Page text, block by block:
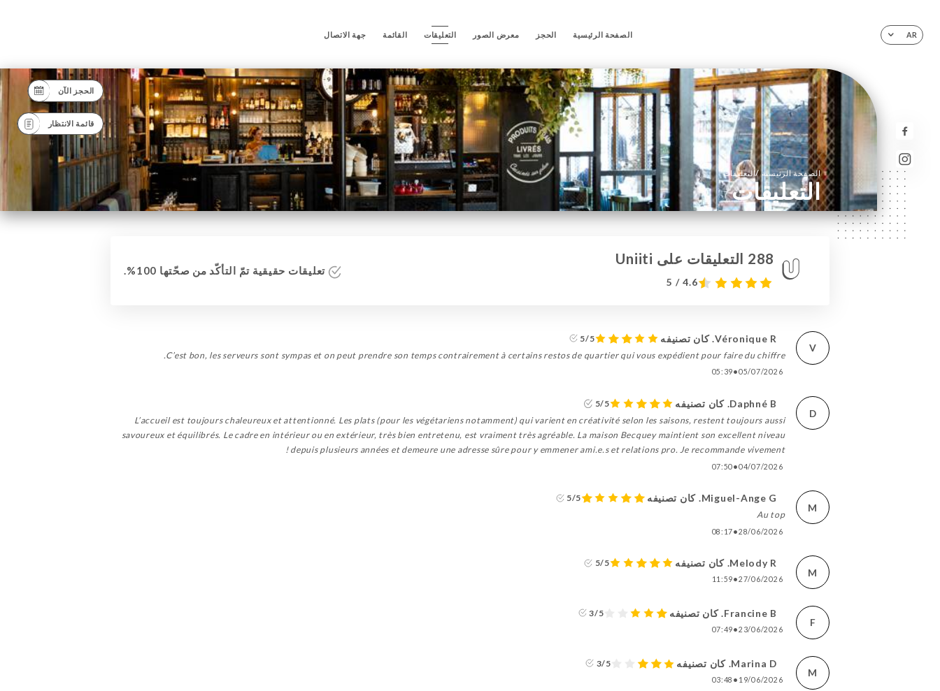
AR الصفحة الرئيسية الحجز معرض الصور التعليقات القائمة جهة الاتصال
الحجز الآن
قائمة الانتظار
الصفحة الرئيسية/التعليقات
التعليقات
288 التعليقات على Uniiti
4.6 / 5
تعليقات حقيقية تمّ التأكّد من صحّتها 100%.
V
Véronique R. كان تصنيفه
5/5
C’est bon, les serveurs sont sympas et on peut prendre son temps contrairement à certains restos de quartier qui vous expédient pour faire du chiffre.
05/07/2026
•
05:39
D
Daphné B. كان تصنيفه
5/5
L’accueil est toujours chaleureux et attentionné. Les plats (pour les végétariens notamment) qui varient en créativité selon les saisons, restent toujours aussi
savoureux et équilibrés. Le cadre en intérieur ou en extérieur, très bien entretenu, est vraiment très agréable. La maison Becquey maintient son excellent niveau
depuis plusieurs années et demeure une adresse sûre pour y emmener ami.e.s et relations pro. Je recommande vivement !
04/07/2026
•
07:50
M
Miguel-Ange G. كان تصنيفه
5/5
Au top
28/06/2026
•
08:17
M
Melody R. كان تصنيفه 5/5
27/06/2026
•
11:59
F
Francine B. كان تصنيفه 3/5
23/06/2026
•
07:49
M
Marina D. كان تصنيفه 3/5
19/06/2026
•
03:48